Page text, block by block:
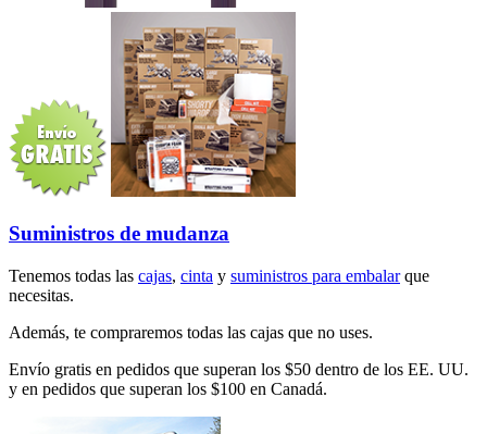
Suministros de mudanza
Tenemos todas las cajas, cinta y suministros para embalarque
necesitas.
Además, te compraremos todas las cajas que no uses.
Envío gratis en pedidos que superan los $50 dentro de los EE. UU.
y en pedidos que superan los $100 en Canadá.